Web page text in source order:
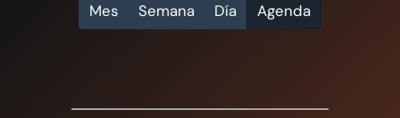
Mes Semana Día Agenda